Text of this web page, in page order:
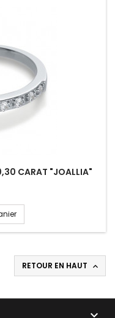
CARAT "JOALLIA"
RETOUR EN HAUT 